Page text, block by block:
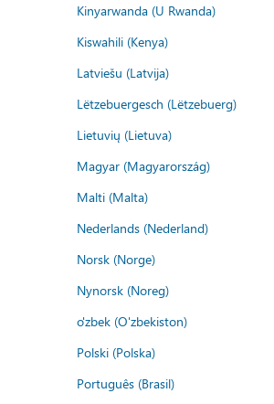
Kinyarwanda (U Rwanda)
Kiswahili (Kenya)
Latviešu (Latvija)
Lëtzebuergesch (Lëtzebuerg)
Lietuvių (Lietuva)
Magyar (Magyarország)
Malti (Malta)
Nederlands (Nederland)
Norsk (Norge)
Nynorsk (Noreg)
o'zbek (O'zbekiston)
Polski (Polska)
Português (Brasil)